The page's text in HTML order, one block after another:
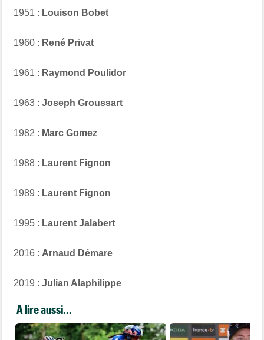
1951 : Louison Bobet
1960 : René Privat
1961 : Raymond Poulidor
1963 :Joseph Groussart
1982 : Marc Gomez
1988 : Laurent Fignon
1989 : Laurent Fignon
1995 : Laurent Jalabert
2016 : Arnaud Démare
2019 :Julian Alaphilippe
A lire aussi...